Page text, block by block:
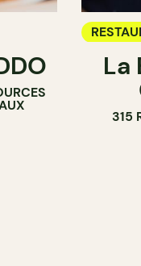
CAFÉ
La
315